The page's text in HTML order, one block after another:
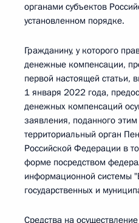
органами субъектов
установленном порядке.
Гражданину, у которого
денежные компенсации,
первой настоящей статьи,
1 января 2022 года,
денежных компенсаций
заявления, поданного
территориальный орган
Российской Федерации в
форме посредством
информационной системы
государственных и
Средства на